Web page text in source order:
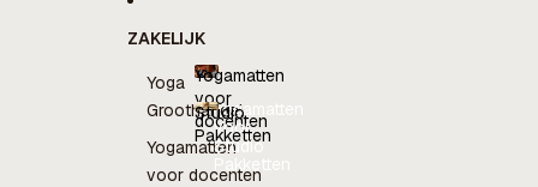
ZAKELIJK
Yoga
Groothandel
Yogamatten
voor docenten
Yogamatten
voor
docenten
Yogamatten
voor
docenten
Studio
Pakketten
Studio
Pakketten